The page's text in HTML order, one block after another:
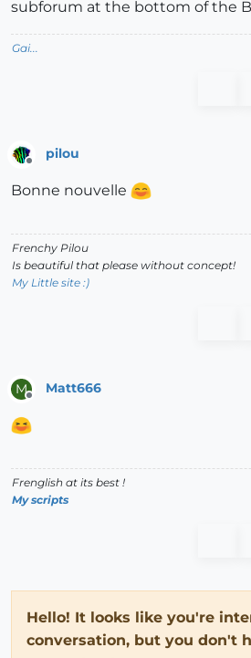
subforum at the bottom of the
Gai...
pilou
Bonne nouvelle
Frenchy Pilou
Is beautiful that please without concept!
My Little site :)
M Matt666
Frenglish at its best !
My scripts
Hello! It looks like you're
conversation, but you don't